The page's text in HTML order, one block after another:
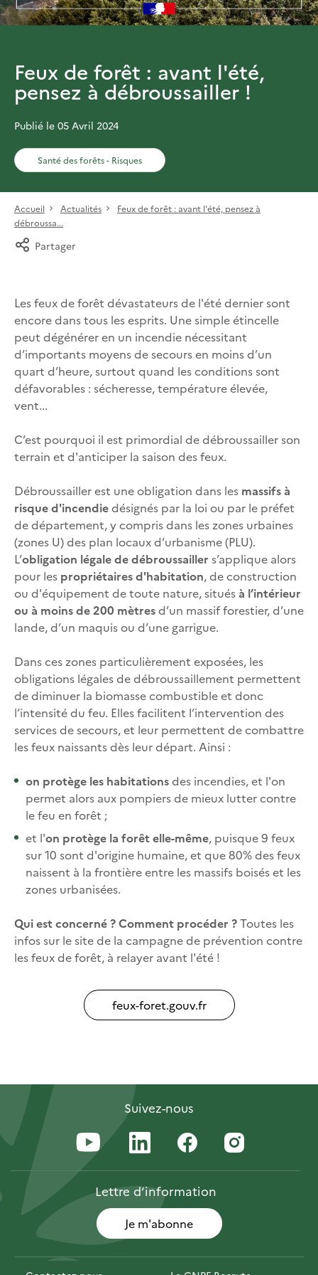
Feux de forêt : avant l'été,
pensez à débroussailler !
Publié le 05 Avril 2024
Santé des forêts - Risques
Accueil Actualités
Feux de forêt : avant l'été, pensez à
débroussa...
Partager
Les feux de forêt dévastateurs de l'été dernier sont
encore dans tous les esprits. Une simple étincelle
peut dégénérer en un incendie nécessitant
d’importants moyens de secours en moins d’un
quart d’heure, surtout quand les conditions sont
défavorables : sécheresse, température élevée,
vent...
C’est pourquoi il est primordial de débroussailler son
terrain et d'anticiper la saison des feux.
Débroussailler est une obligation dans les massifs à
risque d'incendiedésignés par la loi ou par le préfet
de département, y compris dans les zones urbaines
(zones U) des plan locaux d’urbanisme (PLU).
L’obligation légale de débroussailler s’applique alors
pour les propriétaires d'habitation, de construction
ou d'équipement de toute nature, situés à l’intérieur
ou à moins de 200 mètresd’un massif forestier, d’une
lande, d’un maquis ou d’une garrigue.
Dans ces zones particulièrement exposées, les
obligations légales de débroussaillement permettent
de diminuer la biomasse combustible et donc
l’intensité du feu. Elles facilitent l’intervention des
services de secours, et leur permettent de combattre
les feux naissants dès leur départ. Ainsi :
on protège les habitationsdes incendies, et l'on
permet alors aux pompiers de mieux lutter contre
le feu en forêt ;
et l'on protège la forêt elle-même, puisque 9 feux
sur 10 sont d'origine humaine, et que 80% des feux
naissent à la frontière entre les massifs boisés et les
zones urbanisées.
Qui est concerné ? Comment procéder ?Toutes les
infos sur le site de la campagne de prévention contre
les feux de forêt, à relayer avant l'été !
feux-foret.gouv.fr
Suivez-nous
Lettred’information
Je m'abonne